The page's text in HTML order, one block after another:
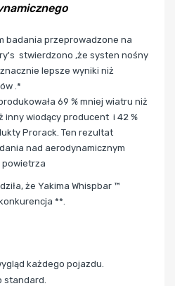
badania przeprowadzone na
stwierdzono ,że systen nośny
lepsze wyniki niż
.*
69 % mniej wiatru niż
inny wiodący producent i 42 %
Prorack. Ten rezultat
nad aerodynamicznym
powietrza
że Yakima Whispbar ™
**.
każdego pojazdu.
standard.